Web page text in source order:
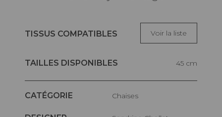
TISSUS COMPATIBLES Voir la liste
TAILLES DISPONIBLES 45 cm
CATÉGORIE Chaises